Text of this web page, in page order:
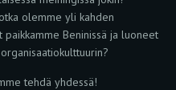
olemme yli kahden
Beninissä ja luoneet
tehdä yhdessä!